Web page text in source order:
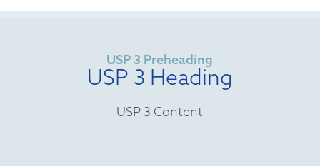
USP 3 Preheading
USP 3 Heading
USP 3 Content